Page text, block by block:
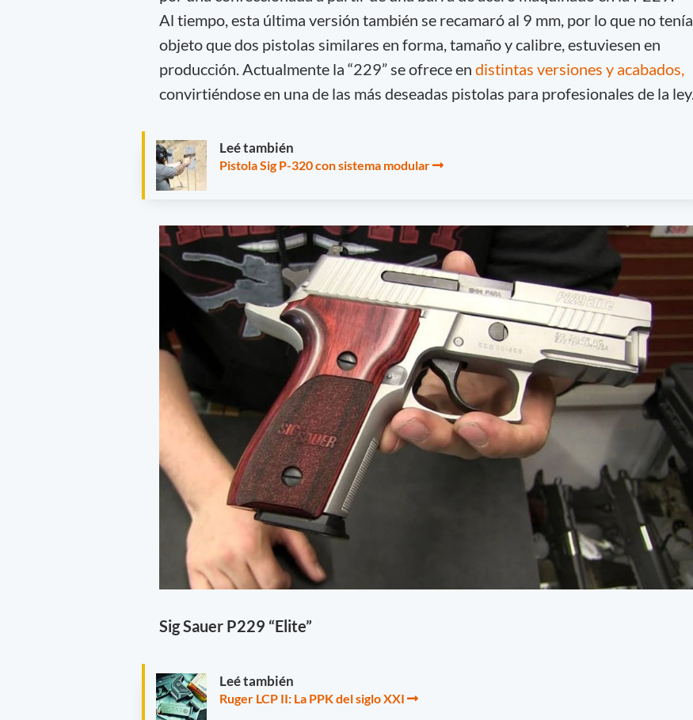
Al tiempo, esta última versión también se recamaró al 9 mm, por lo que no tenía
objeto que dos pistolas similares en forma, tamaño y calibre, estuviesen en
producción. Actualmente la “229” se ofrece en distintas versiones y acabados,
convirtiéndose en una de las más deseadas pistolas para profesionales de la ley.
Leé también
Pistola Sig P-320 con sistema modular
Sig Sauer P229 “Elite”
Leé también
Ruger LCP II: La PPK del siglo XXI